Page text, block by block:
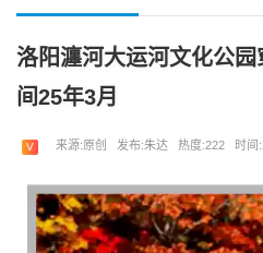
洛阳瀍河大运河文化公
间25年3月
V